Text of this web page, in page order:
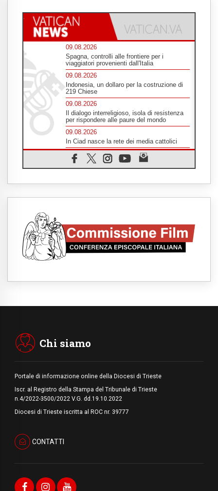
09.08.2026
Spagna, controlli alle frontiere per i
viaggiatori provenienti dall'Italia
09.08.2026
Indonesia, un dollaro per la costruzione di
219 Chiese
09.08.2026
Il dialogo interreligioso, isola di resistenza
per rispondere alle paure del mondo
09.08.2026
In Ciad nasce la rete dei media cattolici
08.08.2026
Pozzuoli, la Chiesa in prima linea: una
Messa tra i detriti e aiuti per gli sfollati
08.08.2026
Madre del Buon Consiglio di Genazzano
vittoria dell'amore sulla morte
08.08.2026
Hebdomada Papae: il Gr in latino dell'8
agosto
palazzi del potere ma si identifica coi
Chi siamo
Portale di informazione online della Diocesi di Trieste
Iscr. al Registro della Stampa del Tribunale di Trieste
n.4/2022-3500/2022 V.G. dd.19.10.2022
Diocesi di Trieste iscritta al ROC nr. 39777
CONTATTI